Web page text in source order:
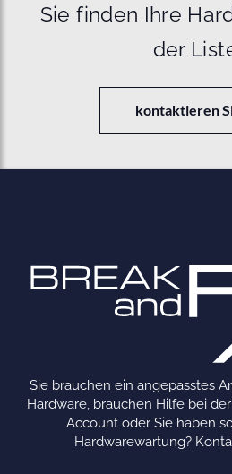
Sie finden Ihre
der
kontaktieren
Sie brauchen ein angepasstes
Hardware, brauchen Hilfe bei
Account oder Sie haben
Hardwarewartung?